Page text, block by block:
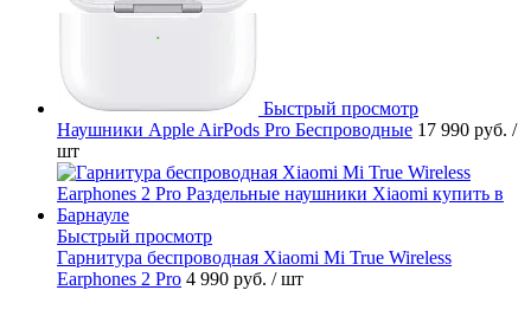
Быстрый просмотр
Наушники Apple AirPods Pro Беспроводные 17 990 руб. /
шт
Быстрый просмотр
Гарнитура беспроводная Xiaomi Mi True Wireless
Earphones 2 Pro 4 990 руб. / шт